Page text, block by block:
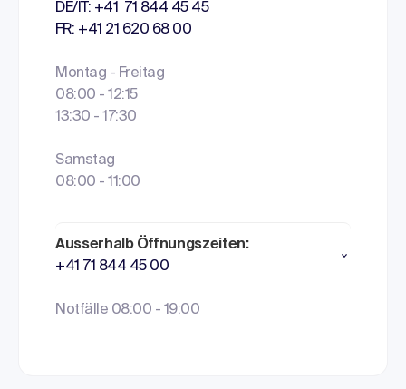
DE/IT: +41 71 844 45 45
FR: +41 21 620 68 00
Montag - Freitag
08:00 - 12:15
13:30 - 17:30
Samstag
08:00 - 11:00
Ausserhalb Öffnungszeiten:
+41 71 844 45 00
Notfälle 08:00 - 19:00